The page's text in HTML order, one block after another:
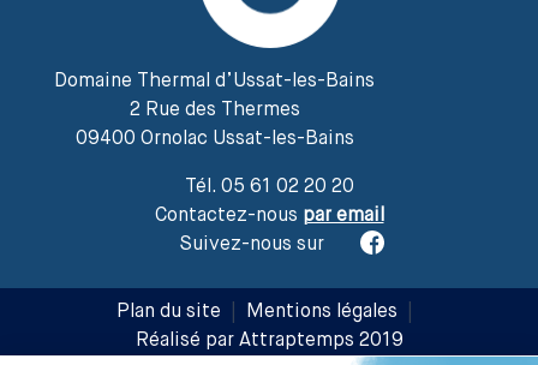
Domaine Thermal d’Ussat-les-Bains
2 Rue des Thermes
09400 Ornolac Ussat-les-Bains
Tél. 05 61 02 20 20
Contactez-nous par email
Suivez-nous sur
Plan du site Mentions légales
Réalisé par Attraptemps 2019